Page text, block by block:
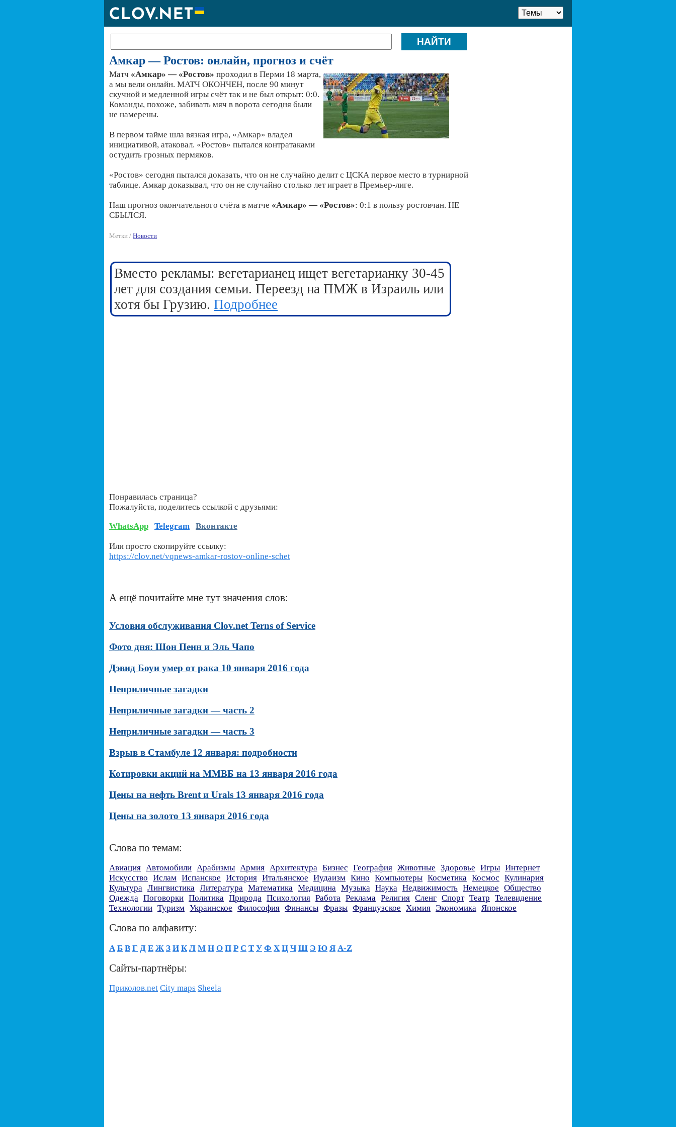
Амкар — Ростов: онлайн, прогноз и счёт
Матч «Амкар» — «Ростов» проходил в Перми 18 марта,
а мы вели онлайн. МАТЧ ОКОНЧЕН, после 90 минут
скучной и медленной игры счёт так и не был открыт: 0:0.
Команды, похоже, забивать мяч в ворота сегодня были
не намерены.
В первом тайме шла вязкая игра, «Амкар» владел
инициативой, атаковал. «Ростов» пытался контратаками
остудить грозных пермяков.
«Ростов» сегодня пытался доказать, что он не случайно делит с ЦСКА первое место в турнирной
таблице. Амкар доказывал, что он не случайно столько лет играет в Премьер-лиге.
Наш прогноз окончательного счёта в матче «Амкар» — «Ростов»: 0:1 в пользу ростовчан. НЕ
СБЫЛСЯ.
Метки / Новости
Вместо рекламы: вегетарианец ищет вегетарианку 30-45
лет для создания семьи. Переезд на ПМЖ в Израиль или
хотя бы Грузию. Подробнее
Понравилась страница?
Пожалуйста, поделитесь ссылкой с друзьями:
WhatsApp
Telegram Вконтакте
Или просто скопируйте ссылку:
https://clov.net/vqnews-amkar-rostov-online-schet
А ещё почитайте мне тут значения слов:
Условия обслуживания Clov.net Terns of Service
Фото дня: Шон Пенн и Эль Чапо
Дэвид Боуи умер от рака 10 января 2016 года
Неприличные загадки
Неприличные загадки — часть 2
Неприличные загадки — часть 3
Взрыв в Стамбуле 12 января: подробности
Котировки акций на ММВБ на 13 января 2016 года
Цены на нефть Brent и Urals 13 января 2016 года
Цены на золото 13 января 2016 года
Слова по темам:
Авиация Автомобили Арабизмы Армия Архитектура Бизнес География Животные Здоровье Игры Интернет
Искусство Ислам Испанское История Итальянское Иудаизм Кино Компьютеры Косметика Космос Кулинария
Культура Лингвистика Литература Математика Медицина Музыка Наука Недвижимость Немецкое Общество
Одежда Поговорки Политика Природа Психология Работа Реклама Религия Сленг Спорт Театр Телевидение
Технологии Туризм Украинское Философия Финансы Фразы Французское Химия Экономика Японское
Слова по алфавиту:
А Б В Г Д Е Ж З И К Л М Н О П Р С Т У Ф Х Ц Ч Ш Э Ю Я A-Z
Сайты-партнёры:
Приколов.net City maps Sheela